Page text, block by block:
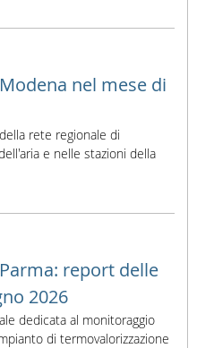
nel mese di
rete regionale di
e nelle stazioni della
report delle
2026
dedicata al monitoraggio
di termovalorizzazione